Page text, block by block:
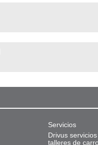
Servicios
Drivus
talleres de